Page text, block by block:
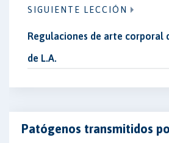
SIGUIENTE LECCIÓN
Regulaciones de arte corporal
de L.A.
Patógenos transmitidos